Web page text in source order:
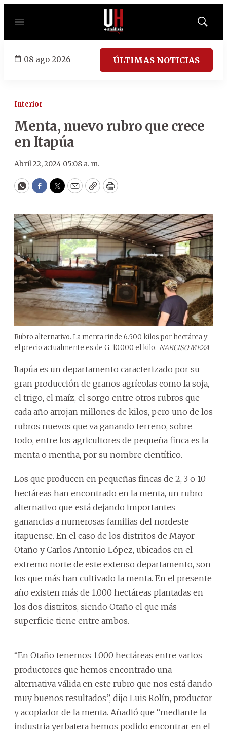
Menú
Mostrar
08 ago 2026 ÚLTIMAS NOTICIAS
Interior
Menta, nuevo rubro que crece
en Itapúa
Abril 22, 2024 05:08 a. m.
WhatsApp
Facebook
Twitter
EmailCopyPrint
Rubro alternativo. La menta rinde 6.500 kilos por hectárea y
el precio actualmente es de G. 10.000 el kilo. NARCISO MEZA
Itapúa es un departamento caracterizado por su
gran producción de granos agrícolas como la soja,
el trigo, el maíz, el sorgo entre otros rubros que
cada año arrojan millones de kilos, pero uno de los
rubros nuevos que va ganando terreno, sobre
todo, entre los agricultores de pequeña finca es la
menta o mentha, por su nombre científico.
Los que producen en pequeñas fincas de 2, 3 o 10
hectáreas han encontrado en la menta, un rubro
alternativo que está dejando importantes
ganancias a numerosas familias del nordeste
itapuense. En el caso de los distritos de Mayor
Otaño y Carlos Antonio López, ubicados en el
extremo norte de este extenso departamento, son
los que más han cultivado la menta. En el presente
año existen más de 1.000 hectáreas plantadas en
los dos distritos, siendo Otaño el que más
superficie tiene entre ambos.
“En Otaño tenemos 1.000 hectáreas entre varios
productores que hemos encontrado una
alternativa válida en este rubro que nos está dando
muy buenos resultados”, dijo Luis Rolín, productor
y acopiador de la menta. Añadió que “mediante la
industria yerbatera hemos podido encontrar en el